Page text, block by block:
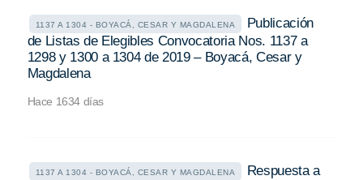
1137 A 1304 - BOYACÁ, CESAR Y MAGDALENA
Publicación
de Listas de Elegibles Convocatoria Nos. 1137 a
1298 y 1300 a 1304 de 2019 – Boyacá, Cesar y
Magdalena
Hace 1634 días
1137 A 1304 - BOYACÁ, CESAR Y MAGDALENA
Respuesta a